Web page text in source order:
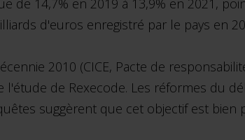
de 14,7% en 2019 à 13,9% en 2021,
d'euros enregistré par le pays en
2010 (CICE, Pacte de
de Rexecode. Les réformes du
suggèrent que cet objectif est